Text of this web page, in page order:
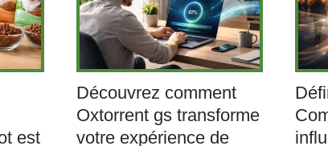
est
Découvrez comment
Oxtorrent gs transforme
votre expérience de